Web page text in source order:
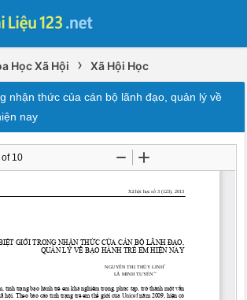
Học Xã Hội › Xã Hội Học
nhận thức của cán bộ lãnh đạo, quản lý về
nay